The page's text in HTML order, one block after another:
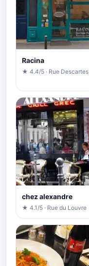
Racina
★ 4.4/5 · Rue Descartes
chez alexandre
★ 4.1/5 · Rue du Louvre